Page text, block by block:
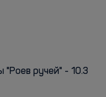
"Роев ручей" - 10.3